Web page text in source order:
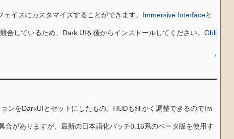
イスにカスタマイズすることができます。 Immersive Interfaceと
しているため、Dark UIを後からインストールしてください。 Obli
↑
ンをDarkUIとセットにしたもの。HUDも細かく調整できるのでIm
がありますが、最新の日本語化パッチ0.16系のベータ版を使用す